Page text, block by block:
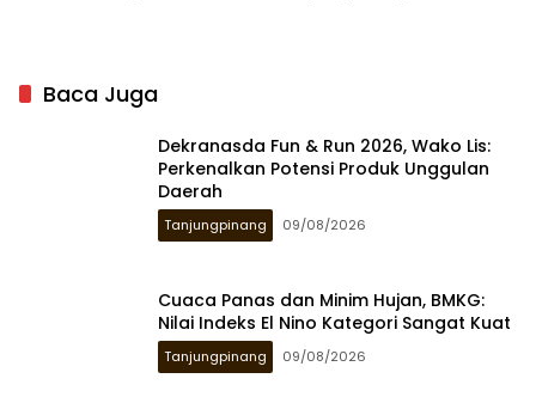
Baca Juga
Dekranasda Fun & Run 2026, Wako Lis:
Perkenalkan Potensi Produk Unggulan
Daerah
Tanjungpinang 09/08/2026
Cuaca Panas dan Minim Hujan, BMKG:
Nilai Indeks El Nino Kategori Sangat Kuat
Tanjungpinang 09/08/2026